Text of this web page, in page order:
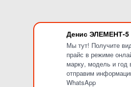
Денис ЭЛЕМЕНТ-5
Мы тут! Получите
прайс в режиме
марку, модель и год
отправим
WhatsApp